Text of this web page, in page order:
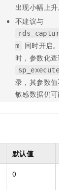
出现小幅上升。
不建议与
m
同时开启。
时，参数化查询
录，其参数值
敏感数据仍可能
默认值
0